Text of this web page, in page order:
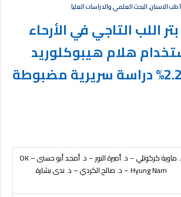
طب الاسنان, البحث العلمي والدراسات العليا
اللب التاجي في الأرحاء
هلام هيبوكلوريد
الصوديوم 2.25% دراسة سريرية مضبوطة
ماوية كركوتلي – د. أميرة النور – د. أمجد أبو حسنى –OK
Hyung Nam – د. صالح الكردي – د. ندى بشارة